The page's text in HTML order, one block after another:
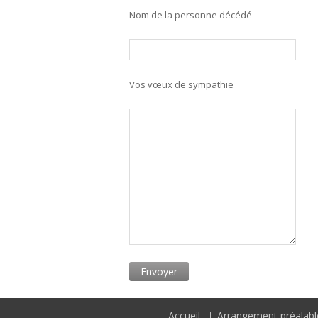
Nom de la personne décédé
Vos vœux de sympathie